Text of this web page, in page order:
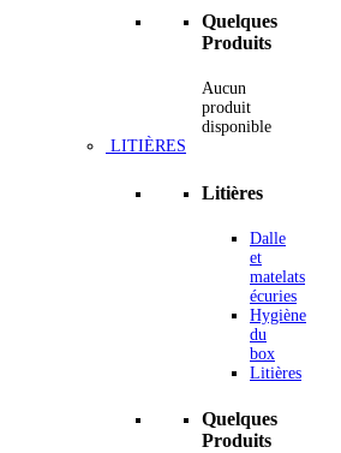
Quelques
Produits
Aucun
produit
disponible
LITIÈRES
Litières
Dalle
et
matelats
écuries
Hygiène
du
box
Litières
Quelques
Produits